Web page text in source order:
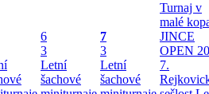
6
3
Letní
šachové
7
3
Letní
šachové
Turnaj v
malé
JINCE
OPEN
7.